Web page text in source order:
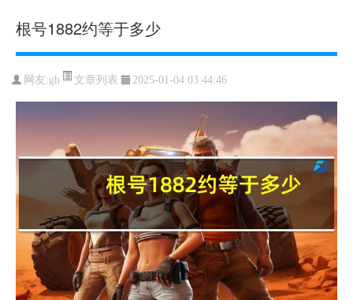
根号1882约等于多少
网友:gh 文章列表 2025-01-04 03:44:46